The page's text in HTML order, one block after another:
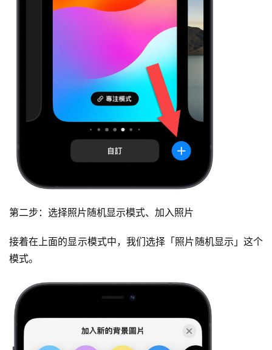
第二步：选择照片随机显示模式、加入照片
接着在上面的显示模式中，我们选择「照片随机显示」这个
模式。